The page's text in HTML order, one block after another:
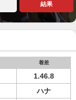
結果
着差
1.46.8
ハナ